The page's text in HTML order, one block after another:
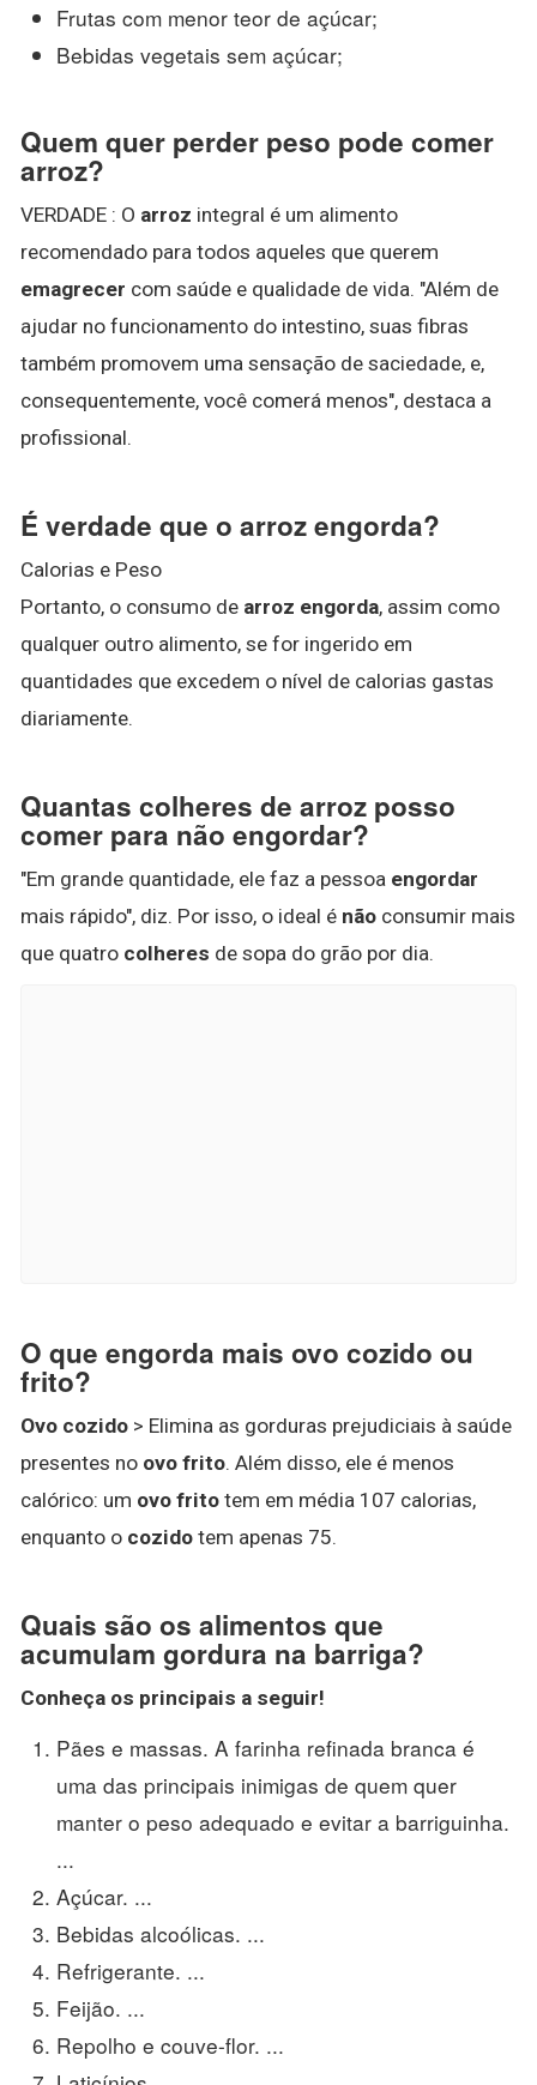
Frutas com menor teor de açúcar;
Bebidas vegetais sem açúcar;
Quem quer perder peso pode comer
arroz?
VERDADE : O arroz integral é um alimento
recomendado para todos aqueles que querem
emagrecer com saúde e qualidade de vida. "Além de
ajudar no funcionamento do intestino, suas fibras
também promovem uma sensação de saciedade, e,
consequentemente, você comerá menos", destaca a
profissional.
É verdade que o arroz engorda?
Calorias e Peso
Portanto, o consumo de arroz engorda, assim como
qualquer outro alimento, se for ingerido em
quantidades que excedem o nível de calorias gastas
diariamente.
Quantas colheres de arroz posso
comer para não engordar?
"Em grande quantidade, ele faz a pessoa engordar
mais rápido", diz. Por isso, o ideal é não consumir mais
que quatro colheres de sopa do grão por dia.
O que engorda mais ovo cozido ou
frito?
Ovo cozido > Elimina as gorduras prejudiciais à saúde
presentes no ovo frito. Além disso, ele é menos
calórico: um ovo frito tem em média 107 calorias,
enquanto o cozido tem apenas 75.
Quais são os alimentos que
acumulam gordura na barriga?
Conheça os principais a seguir!
Pães e massas. A farinha refinada branca é
uma das principais inimigas de quem quer
manter o peso adequado e evitar a barriguinha.
...
Açúcar. ...
Bebidas alcoólicas. ...
Refrigerante. ...
Feijão. ...
Repolho e couve-flor. ...